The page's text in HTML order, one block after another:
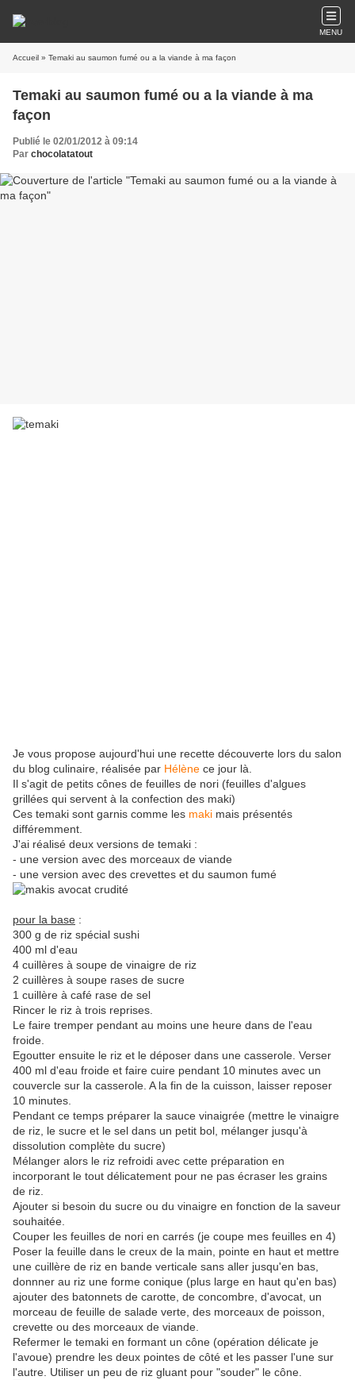
MENU
Accueil » Temaki au saumon fumé ou a la viande à ma façon
Temaki au saumon fumé ou a la viande à ma
façon
Publié le 02/01/2012 à 09:14
Par chocolatatout
Je vous propose aujourd'hui une recette découverte lors du salon
du blog culinaire, réalisée par Hélène ce jour là.
Il s'agit de petits cônes de feuilles de nori (feuilles d'algues
grillées qui servent à la confection des maki)
Ces temaki sont garnis comme les maki mais présentés
différemment.
J'ai réalisé deux versions de temaki :
- une version avec des morceaux de viande
- une version avec des crevettes et du saumon fumé
pour la base :
300 g de riz spécial sushi
400 ml d'eau
4 cuillères à soupe de vinaigre de riz
2 cuillères à soupe rases de sucre
1 cuillère à café rase de sel
Rincer le riz à trois reprises.
Le faire tremper pendant au moins une heure dans de l'eau
froide.
Egoutter ensuite le riz et le déposer dans une casserole. Verser
400 ml d'eau froide et faire cuire pendant 10 minutes avec un
couvercle sur la casserole. A la fin de la cuisson, laisser reposer
10 minutes.
Pendant ce temps préparer la sauce vinaigrée (mettre le vinaigre
de riz, le sucre et le sel dans un petit bol, mélanger jusqu'à
dissolution complète du sucre)
Mélanger alors le riz refroidi avec cette préparation en
incorporant le tout délicatement pour ne pas écraser les grains
de riz.
Ajouter si besoin du sucre ou du vinaigre en fonction de la saveur
souhaitée.
Couper les feuilles de nori en carrés (je coupe mes feuilles en 4)
Poser la feuille dans le creux de la main, pointe en haut et mettre
une cuillère de riz en bande verticale sans aller jusqu'en bas,
donnner au riz une forme conique (plus large en haut qu'en bas)
ajouter des batonnets de carotte, de concombre, d'avocat, un
morceau de feuille de salade verte, des morceaux de poisson,
crevette ou des morceaux de viande.
Refermer le temaki en formant un cône (opération délicate je
l'avoue) prendre les deux pointes de côté et les passer l'une sur
l'autre. Utiliser un peu de riz gluant pour "souder" le cône.